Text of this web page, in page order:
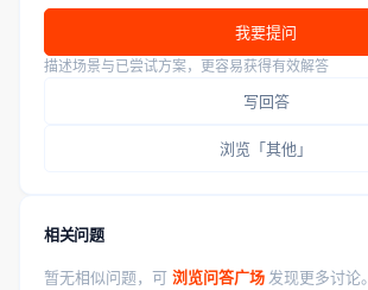
我要提问
描述场景与已尝试方案，更容易获得有效解答
写回答
浏览「其他」
相关问题
暂无相似问题，可 浏览问答广场 发现更多讨论。